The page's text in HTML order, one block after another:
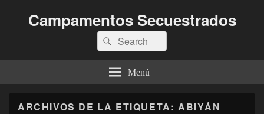
Campamentos Secuestrados
Buscar
por:
Buscar
Menú
ARCHIVOS DE LA ETIQUETA:ABIYÁN